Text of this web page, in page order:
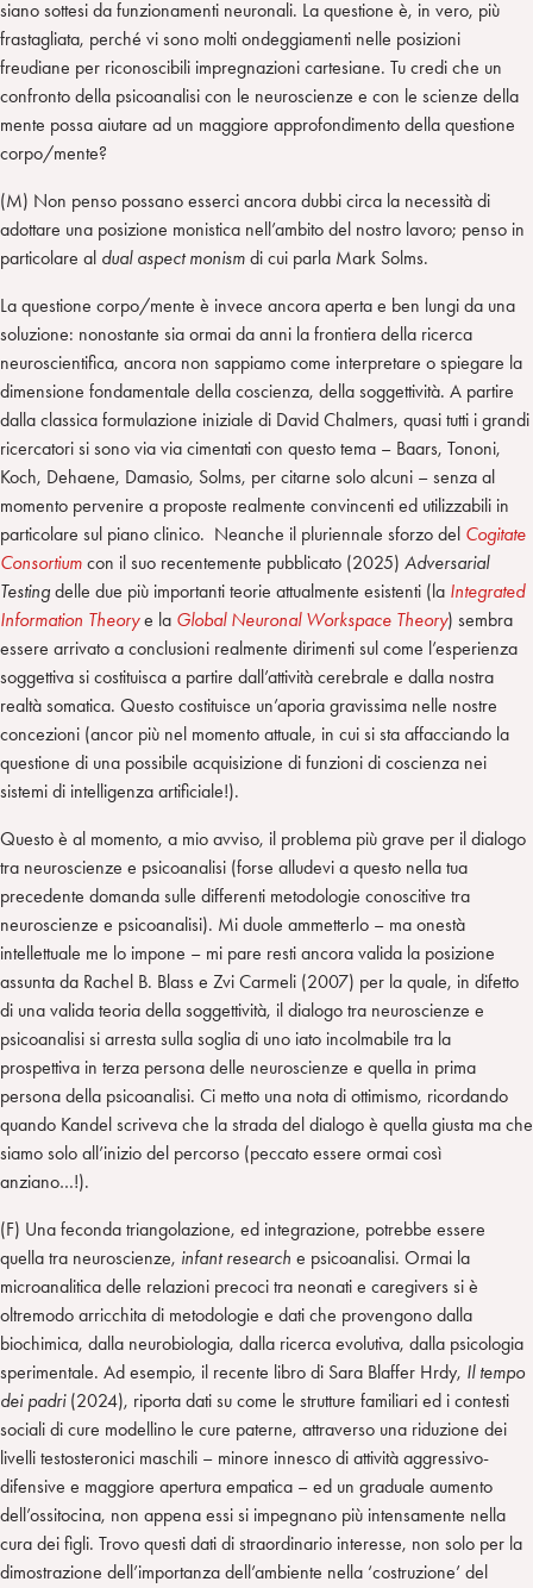
siano sottesi da funzionamenti neuronali. La questione è, in vero, più
frastagliata, perché vi sono molti ondeggiamenti nelle posizioni
freudiane per riconoscibili impregnazioni cartesiane. Tu credi che un
confronto della psicoanalisi con le neuroscienze e con le scienze della
mente possa aiutare ad un maggiore approfondimento della questione
corpo/mente?
(M) Non penso possano esserci ancora dubbi circa la necessità di
adottare una posizione monistica nell’ambito del nostro lavoro; penso in
particolare al dual aspect monism di cui parla Mark Solms.
La questione corpo/mente è invece ancora aperta e ben lungi da una
soluzione: nonostante sia ormai da anni la frontiera della ricerca
neuroscientifica, ancora non sappiamo come interpretare o spiegare la
dimensione fondamentale della coscienza, della soggettività. A partire
dalla classica formulazione iniziale di David Chalmers, quasi tutti i grandi
ricercatori si sono via via cimentati con questo tema – Baars, Tononi,
Koch, Dehaene, Damasio, Solms, per citarne solo alcuni – senza al
momento pervenire a proposte realmente convincenti ed utilizzabili in
particolare sul piano clinico. Neanche il pluriennale sforzo del Cogitate
Consortium con il suo recentemente pubblicato (2025) Adversarial
Testing delle due più importanti teorie attualmente esistenti (la Integrated
Information Theorye la Global Neuronal Workspace Theory) sembra
essere arrivato a conclusioni realmente dirimenti sul come l’esperienza
soggettiva si costituisca a partire dall’attività cerebrale e dalla nostra
realtà somatica. Questo costituisce un’aporia gravissima nelle nostre
concezioni (ancor più nel momento attuale, in cui si sta affacciando la
questione di una possibile acquisizione di funzioni di coscienza nei
sistemi di intelligenza artificiale!).
Questo è al momento, a mio avviso, il problema più grave per il dialogo
tra neuroscienze e psicoanalisi (forse alludevi a questo nella tua
precedente domanda sulle differenti metodologie conoscitive tra
neuroscienze e psicoanalisi). Mi duole ammetterlo – ma onestà
intellettuale me lo impone – mi pare resti ancora valida la posizione
assunta da Rachel B. Blass e Zvi Carmeli (2007) per la quale, in difetto
di una valida teoria della soggettività, il dialogo tra neuroscienze e
psicoanalisi si arresta sulla soglia di uno iato incolmabile tra la
prospettiva in terza persona delle neuroscienze e quella in prima
persona della psicoanalisi. Ci metto una nota di ottimismo, ricordando
quando Kandel scriveva che la strada del dialogo è quella giusta ma che
siamo solo all’inizio del percorso (peccato essere ormai così
anziano…!).
(F) Una feconda triangolazione, ed integrazione, potrebbe essere
quella tra neuroscienze, infant research e psicoanalisi. Ormai la
microanalitica delle relazioni precoci tra neonati e caregivers si è
oltremodo arricchita di metodologie e dati che provengono dalla
biochimica, dalla neurobiologia, dalla ricerca evolutiva, dalla psicologia
sperimentale. Ad esempio, il recente libro di Sara Blaffer Hrdy, Il tempo
dei padri(2024), riporta dati su come le strutture familiari ed i contesti
sociali di cure modellino le cure paterne, attraverso una riduzione dei
livelli testosteronici maschili – minore innesco di attività aggressivo-
difensive e maggiore apertura empatica – ed un graduale aumento
dell’ossitocina, non appena essi si impegnano più intensamente nella
cura dei figli. Trovo questi dati di straordinario interesse, non solo per la
dimostrazione dell’importanza dell’ambiente nella ‘costruzione’ del